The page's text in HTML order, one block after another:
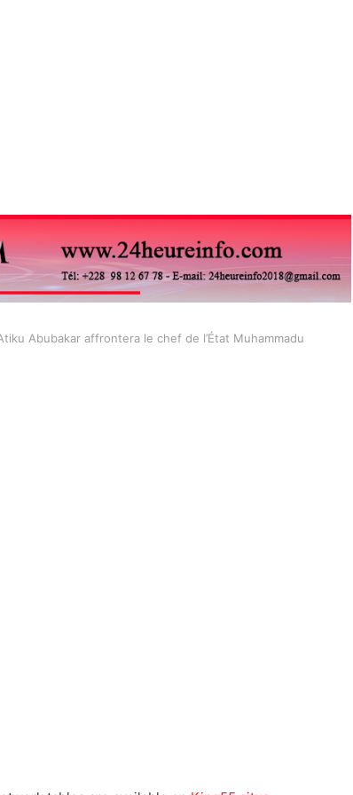
Abubakar affrontera le chef de l’État Muhammadu